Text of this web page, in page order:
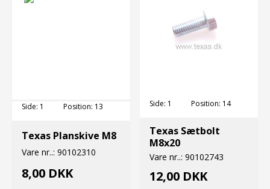
Side: 1 Position: 13
Texas Planskive M8
Vare nr..: 90102310
8,00 DKK
Side: 1 Position: 14
Texas Sætbolt
M8x20
Vare nr..: 90102743
12,00 DKK